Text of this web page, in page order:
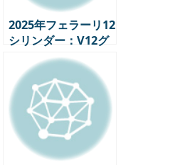
2025年フェラーリ12
シリンダー：V12グ
ランドツーリングの
進化の決定版